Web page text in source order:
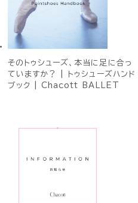
そのトゥシューズ、本当に足に合っ
ていますか？ | トゥシューズハンド
ブック | Chacott BALLET